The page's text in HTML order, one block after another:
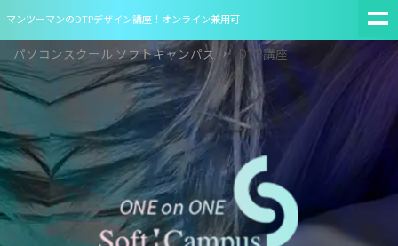
マンツーマンのDTPデザイン講座！オンライン兼用可
パソコンスクール ソフトキャンパス DTP講座